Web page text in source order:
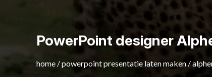
PowerPoint designer
home /powerpoint presentatie laten maken/